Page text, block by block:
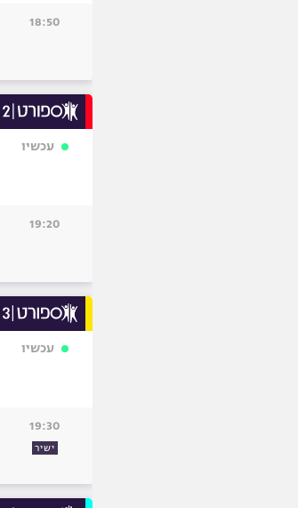
18:50
עכשיו
19:20
עכשיו
19:30
ישיר